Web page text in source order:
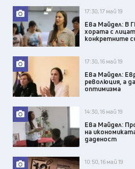
17:30, 17 май 19
Ева Майдел: В
хората с
конкретните
17:30, 16 май 19
Ева Майдел:
революция, а
оптимизма
14:30, 16 май 19
Ева Майдел:
на
даденост
10:50, 16 май 19